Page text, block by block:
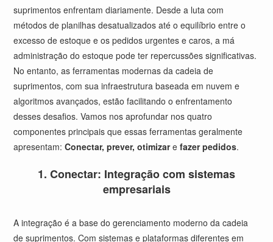
suprimentos enfrentam diariamente. Desde a luta com
métodos de planilhas desatualizados até o equilíbrio entre o
excesso de estoque e os pedidos urgentes e caros, a má
administração do estoque pode ter repercussões significativas.
No entanto, as ferramentas modernas da cadeia de
suprimentos, com sua infraestrutura baseada em nuvem e
algoritmos avançados, estão facilitando o enfrentamento
desses desafios. Vamos nos aprofundar nos quatro
componentes principais que essas ferramentas geralmente
apresentam:Conectar, prever, otimizarefazer pedidos.
1. Conectar: Integração com sistemas
empresariais
A integração é a base do gerenciamento moderno da cadeia
de suprimentos. Com sistemas e plataformas diferentes em